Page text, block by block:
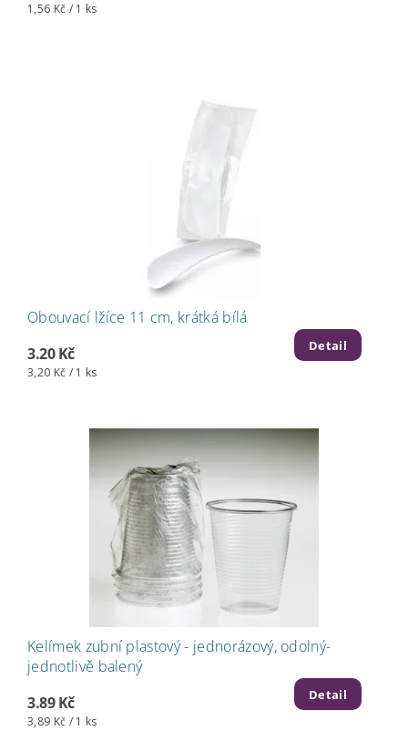
1,56 Kč / 1 ks
Obouvací lžíce 11 cm, krátká bílá
3.20 Kč
3,20 Kč / 1 ks
Detail
Kelímek zubní plastový - jednorázový, odolný-
jednotlivě balený
3.89 Kč
3,89 Kč / 1 ks
Detail